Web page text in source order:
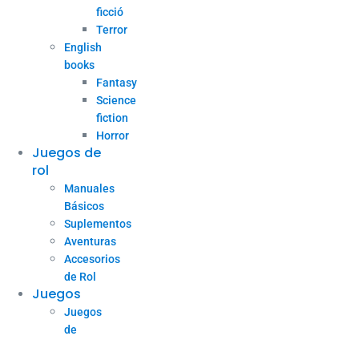
ficció
Terror
English
books
Fantasy
Science
fiction
Horror
Juegos de
rol
Manuales
Básicos
Suplementos
Aventuras
Accesorios
de Rol
Juegos
Juegos
de